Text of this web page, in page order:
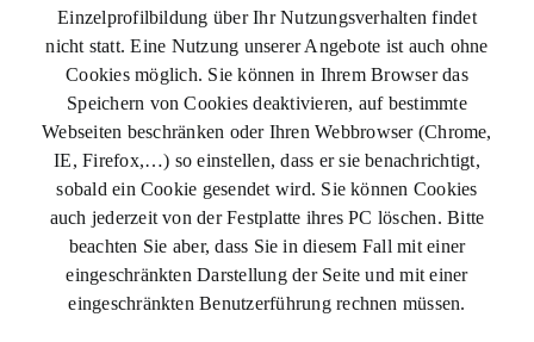
Einzelprofilbildung über Ihr Nutzungsverhalten findet
nicht statt. Eine Nutzung unserer Angebote ist auch ohne
Cookies möglich. Sie können in Ihrem Browser das
Speichern von Cookies deaktivieren, auf bestimmte
Webseiten beschränken oder Ihren Webbrowser (Chrome,
IE, Firefox,…) so einstellen, dass er sie benachrichtigt,
sobald ein Cookie gesendet wird. Sie können Cookies
auch jederzeit von der Festplatte ihres PC löschen. Bitte
beachten Sie aber, dass Sie in diesem Fall mit einer
eingeschränkten Darstellung der Seite und mit einer
eingeschränkten Benutzerführung rechnen müssen.